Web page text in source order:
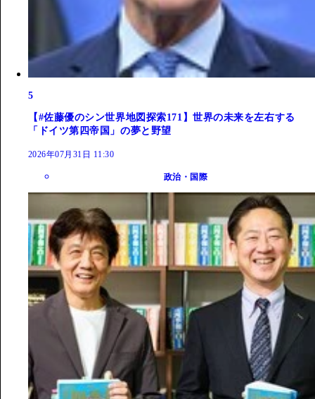
5
【#佐藤優のシン世界地図探索171】世界の未来を左右する
「ドイツ第四帝国」の夢と野望
2026年07月31日 11:30
政治・国際